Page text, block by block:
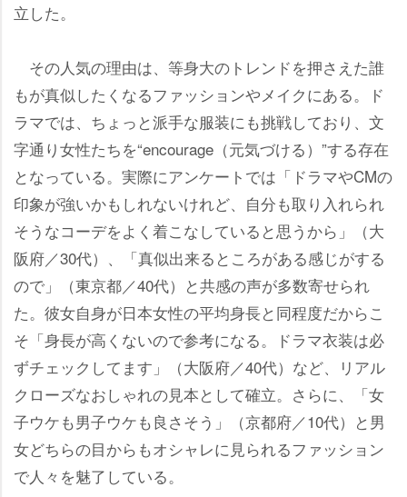
立した。
その人気の理由は、等身大のトレンドを押さえた誰
もが真似したくなるファッションやメイクにある。ド
ラマでは、ちょっと派手な服装にも挑戦しており、文
字通り女性たちを“encourage（元気づける）”する存在
となっている。実際にアンケートでは「ドラマやCMの
印象が強いかもしれないけれど、自分も取り入れられ
そうなコーデをよく着こなしていると思うから」（大
阪府／30代）、「真似出来るところがある感じがする
ので」（東京都／40代）と共感の声が多数寄せられ
た。彼女自身が日本女性の平均身長と同程度だからこ
そ「身長が高くないので参考になる。ドラマ衣装は必
ずチェックしてます」（大阪府／40代）など、リアル
クローズなおしゃれの見本として確立。さらに、「女
子ウケも男子ウケも良さそう」（京都府／10代）と男
女どちらの目からもオシャレに見られるファッション
で人々を魅了している。